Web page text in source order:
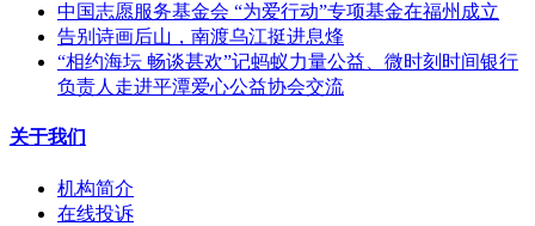
中国志愿服务基金会 “为爱行动”专项基金在福州成立
告别诗画后山，南渡乌江挺进息烽
“相约海坛 畅谈甚欢”记蚂蚁力量公益、微时刻时间银行
负责人走进平潭爱心公益协会交流
关于我们
机构简介
在线投诉